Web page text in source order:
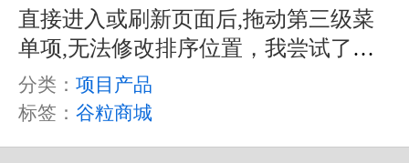
直接进入或刷新页面后,拖动第三级菜
单项,无法修改排序位置，我尝试了直
接用源码包中提供的老师的代码也不
行，本身就有这个小 Bug ，或者说是
分类： 项目产品
标签： 谷粒商城